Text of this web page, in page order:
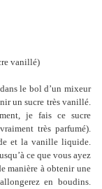
vanillé)
le bol d’un mixeur
un sucre très vanillé.
je fais ce sucre
très parfumé).
et la vanille liquide.
ce que vous ayez
manière à obtenir une
en boudins.